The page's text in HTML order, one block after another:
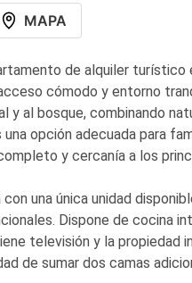
MAPA
de alquiler turístico
cómodo y entorno
y al bosque, combinando
opción adecuada para
y cercanía a los
una única unidad
Dispone de cocina
televisión y la propiedad
de sumar dos camas